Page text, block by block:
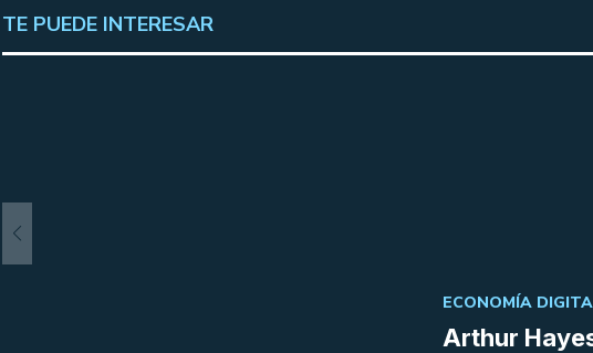
TE PUEDE INTERESAR
Arthur
ECONOMÍA